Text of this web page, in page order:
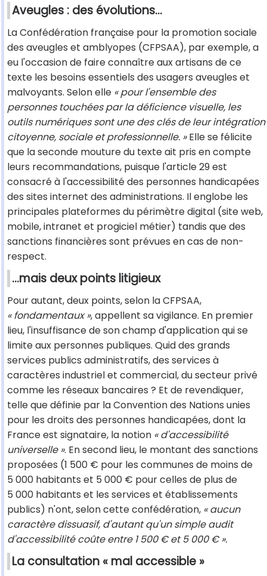
Aveugles : des évolutions…
La Confédération française pour la promotion sociale
des aveugles et amblyopes (CFPSAA), par exemple, a
eu l'occasion de faire connaître aux artisans de ce
texte les besoins essentiels des usagers aveugles et
malvoyants. Selon elle « pour l'ensemble des
personnes touchées par la déficience visuelle, les
outils numériques sont une des clés de leur intégration
citoyenne, sociale et professionnelle. »Elle se félicite
que la seconde mouture du texte ait pris en compte
leurs recommandations, puisque l'article 29 est
consacré à l'accessibilité des personnes handicapées
des sites internet des administrations. Il englobe les
principales plateformes du périmètre digital (site web,
mobile, intranet et progiciel métier) tandis que des
sanctions financières sont prévues en cas de non-
respect.
…mais deux points litigieux
Pour autant, deux points, selon la CFPSAA,
« fondamentaux », appellent sa vigilance. En premier
lieu, l'insuffisance de son champ d'application qui se
limite aux personnes publiques. Quid des grands
services publics administratifs, des services à
caractères industriel et commercial, du secteur privé
comme les réseaux bancaires ? Et de revendiquer,
telle que définie par la Convention des Nations unies
pour les droits des personnes handicapées, dont la
France est signataire, la notion « d'accessibilité
universelle ». En second lieu, le montant des sanctions
proposées (1 500 € pour les communes de moins de
5 000 habitants et 5 000 € pour celles de plus de
5 000 habitants et les services et établissements
publics) n'ont, selon cette confédération, « aucun
caractère dissuasif, d'autant qu'un simple audit
d'accessibilité coûte entre 1 500 € et 5 000 € ».
La consultation « mal accessible »